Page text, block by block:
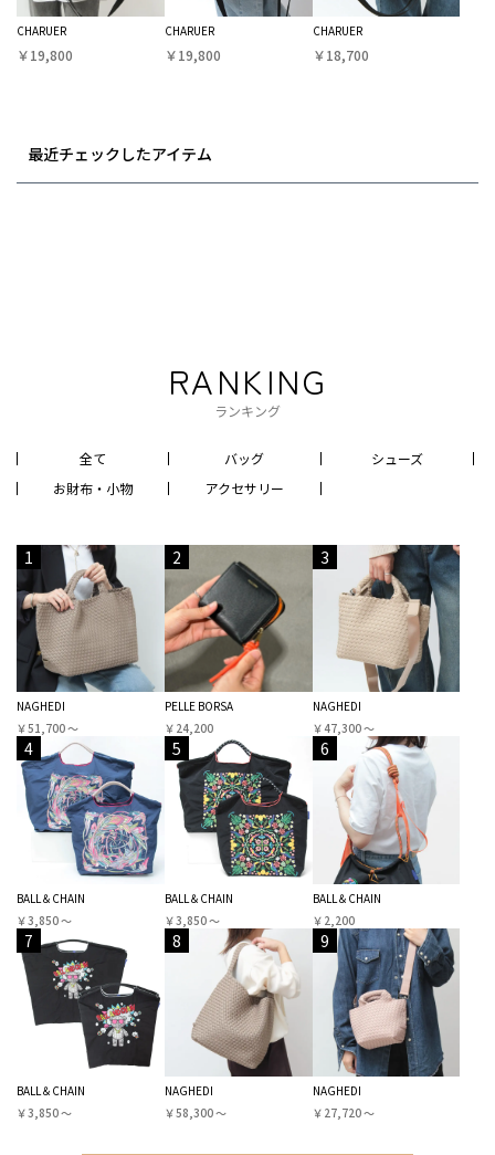
CHARUER
￥19,800
CHARUER
￥19,800
CHARUER
￥18,700
最近チェックしたアイテム
RANKING
ランキング
全て バッグ
シューズ
お財布・小物
アクセサリー
1
NAGHEDI
￥51,700 〜
2
PELLE BORSA
￥24,200
3
NAGHEDI
￥47,300 〜
4
BALL＆CHAIN
￥3,850 〜
5
BALL＆CHAIN
￥3,850 〜
6
BALL＆CHAIN
￥2,200
7
BALL＆CHAIN
￥3,850 〜
8
NAGHEDI
￥58,300 〜
9
NAGHEDI
￥27,720 〜